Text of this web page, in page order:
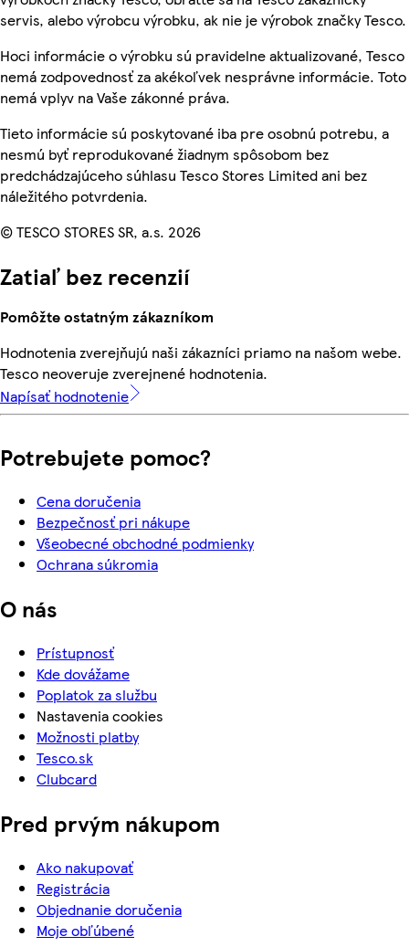
servis, alebo výrobcu výrobku, ak nie je výrobok značky Tesco.
Hoci informácie o výrobku sú pravidelne aktualizované, Tesco
nemá zodpovednosť za akékoľvek nesprávne informácie. Toto
nemá vplyv na Vaše zákonné práva.
Tieto informácie sú poskytované iba pre osobnú potrebu, a
nesmú byť reprodukované žiadnym spôsobom bez
predchádzajúceho súhlasu Tesco Stores Limited ani bez
náležitého potvrdenia.
© TESCO STORES SR, a.s. 2026
Zatiaľ bez recenzií
Pomôžte ostatným zákazníkom
Hodnotenia zverejňujú naši zákazníci priamo na našom webe.
Tesco neoveruje zverejnené hodnotenia.
Napísať hodnotenie
Potrebujete pomoc?
Cena doručenia
Bezpečnosť pri nákupe
Všeobecné obchodné podmienky
Ochrana súkromia
O nás
Prístupnosť
Kde dovážame
Poplatok za službu
Nastavenia cookies
Možnosti platby
Tesco.sk
Clubcard
Pred prvým nákupom
Ako nakupovať
Registrácia
Objednanie doručenia
Moje obľúbené